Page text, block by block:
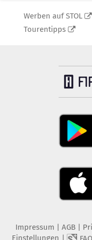
Werben auf STOL
Tourentipps
Impressum | AGB |
Einstellungen | FAQ